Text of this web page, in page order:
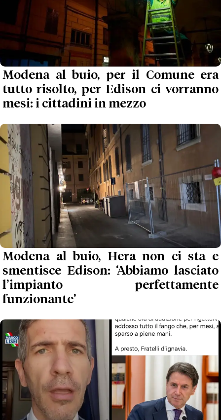
Modena al buio, per il Comune era
tutto risolto, per Edison ci vorranno
mesi: i cittadini in mezzo
Modena al buio, Hera non ci sta e
smentisce Edison: ‘Abbiamo lasciato
l’impianto perfettamente
funzionante’